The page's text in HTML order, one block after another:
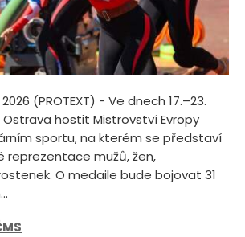
(PROTEXT) - Ve dnech 17.–23.
hostit Mistrovství Evropy
sportu, na kterém se představí
reprezentace mužů, žen,
O medaile bude bojovat 31